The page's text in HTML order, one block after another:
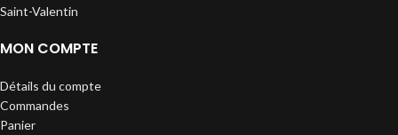
Saint-Valentin
MON COMPTE
Détails du compte
Commandes
Panier